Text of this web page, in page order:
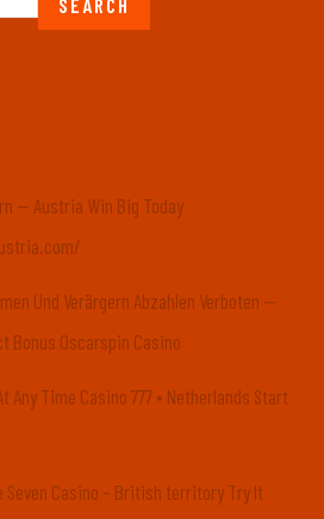
— Austria Win Big Today
Und Verärgern Abzahlen Verboten —
Bonus Oscarspin Casino
Any Time Casino 777 • Netherlands Start
Seven Casino – British territory Try It